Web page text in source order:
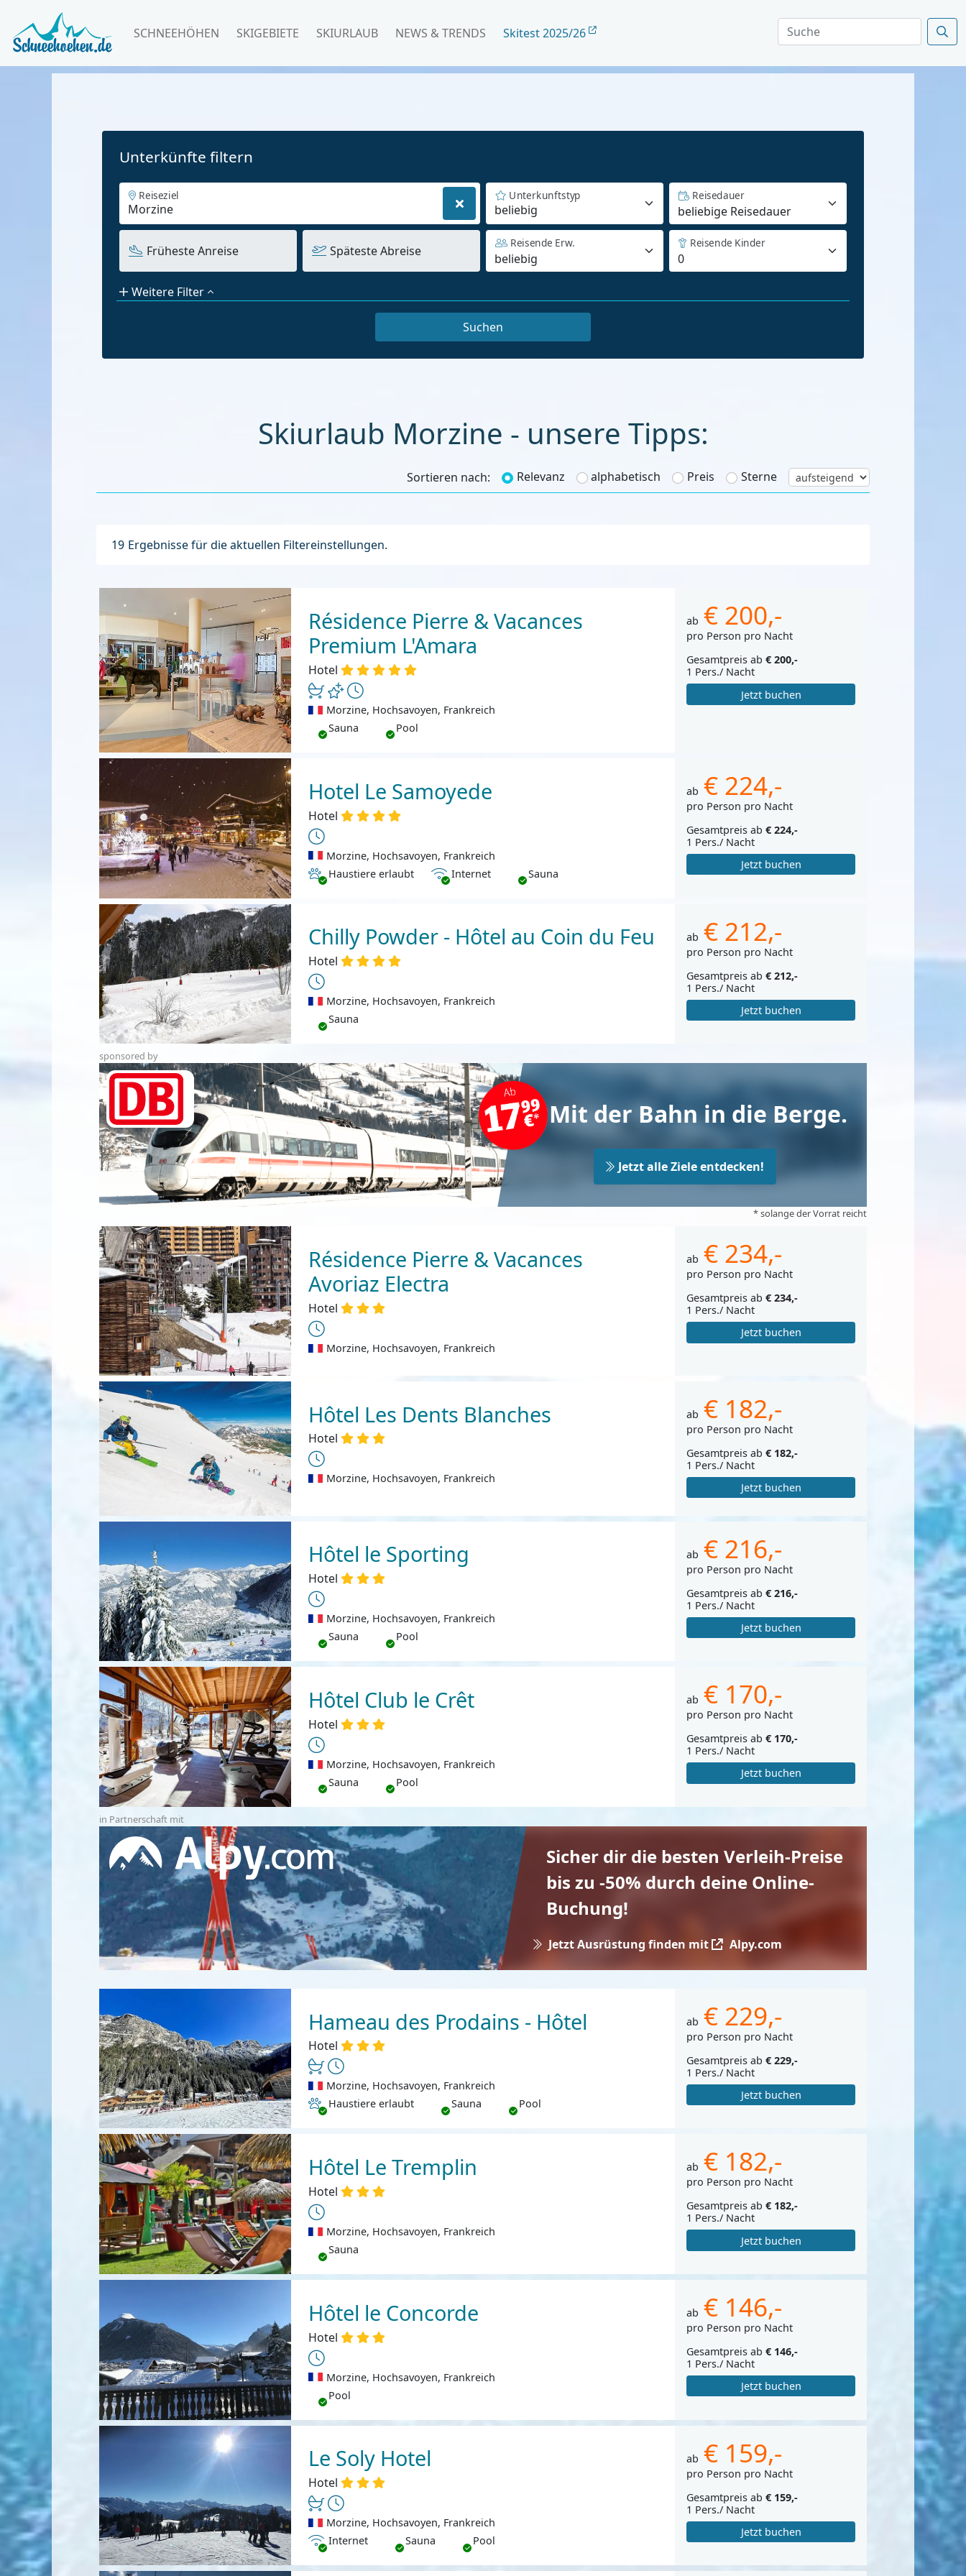
SCHNEEHÖHEN SKIGEBIETE SKIURLAUB NEWS & TRENDS Skitest 2025/26
Unterkünfte filtern
Reiseziel
beliebig
Unterkunftstyp Reisedauer
Früheste Anreise Späteste Abreise
Reisende Erw. Reisende Kinder
Weitere Filter
Skiurlaub Morzine - unsere Tipps:
Sortieren nach: Relevanz alphabetisch Preis Sterne
19 Ergebnisse für die aktuellen Filtereinstellungen.
Résidence Pierre & Vacances
Premium L'Amara
Hotel
Morzine, Hochsavoyen, Frankreich
Sauna
Pool
ab € 200,-
pro Person pro Nacht
Gesamtpreis ab € 200,-
1 Pers./ Nacht
Jetzt buchen
Hotel Le Samoyede
Hotel
Morzine, Hochsavoyen, Frankreich
Haustiere erlaubt
Haustiere erlaubt InternetInternet Sauna
ab € 224,-
pro Person pro Nacht
Gesamtpreis ab € 224,-
1 Pers./ Nacht
Jetzt buchen
Chilly Powder - Hôtel au Coin du Feu
Hotel
Morzine, Hochsavoyen, Frankreich
Sauna
ab € 212,-
pro Person pro Nacht
Gesamtpreis ab € 212,-
1 Pers./ Nacht
Jetzt buchen
sponsored by
Mit der Bahn in die Berge.
Jetzt alle Ziele entdecken!
* solange der Vorrat reicht
Résidence Pierre & Vacances
Avoriaz Electra
Hotel
Morzine, Hochsavoyen, Frankreich
ab € 234,-
pro Person pro Nacht
Gesamtpreis ab € 234,-
1 Pers./ Nacht
Jetzt buchen
Hôtel Les Dents Blanches
Hotel
Morzine, Hochsavoyen, Frankreich
ab € 182,-
pro Person pro Nacht
Gesamtpreis ab € 182,-
1 Pers./ Nacht
Jetzt buchen
Hôtel le Sporting
Hotel
Morzine, Hochsavoyen, Frankreich
Sauna
Pool
ab € 216,-
pro Person pro Nacht
Gesamtpreis ab € 216,-
1 Pers./ Nacht
Jetzt buchen
Hôtel Club le Crêt
Hotel
Morzine, Hochsavoyen, Frankreich
Sauna
Pool
ab € 170,-
pro Person pro Nacht
Gesamtpreis ab € 170,-
1 Pers./ Nacht
Jetzt buchen
in Partnerschaft mit
Sicher dir die besten Verleih-Preise
bis zu -50% durch deine Online-
Buchung!
Jetzt Ausrüstung finden mit Alpy.com
Hameau des Prodains - Hôtel
Hotel
Morzine, Hochsavoyen, Frankreich
Haustiere erlaubt
Haustiere erlaubt Sauna Pool
ab € 229,-
pro Person pro Nacht
Gesamtpreis ab € 229,-
1 Pers./ Nacht
Jetzt buchen
Hôtel Le Tremplin
Hotel
Morzine, Hochsavoyen, Frankreich
Sauna
ab € 182,-
pro Person pro Nacht
Gesamtpreis ab € 182,-
1 Pers./ Nacht
Jetzt buchen
Hôtel le Concorde
Hotel
Morzine, Hochsavoyen, Frankreich
Pool
ab € 146,-
pro Person pro Nacht
Gesamtpreis ab € 146,-
1 Pers./ Nacht
Jetzt buchen
Le Soly Hotel
Hotel
Morzine, Hochsavoyen, Frankreich
InternetInternet Sauna Pool
ab € 159,-
pro Person pro Nacht
Gesamtpreis ab € 159,-
1 Pers./ Nacht
Jetzt buchen